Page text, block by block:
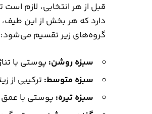
قبل از هر انتخابی، لازم
دارد که هر بخش از این
گروه‌های زیر تقسیم می‌شود:
سبزه روشن: پوستی با
سبزه متوسط: ترکیبی از
سبزه تیره: پوستی با عمق